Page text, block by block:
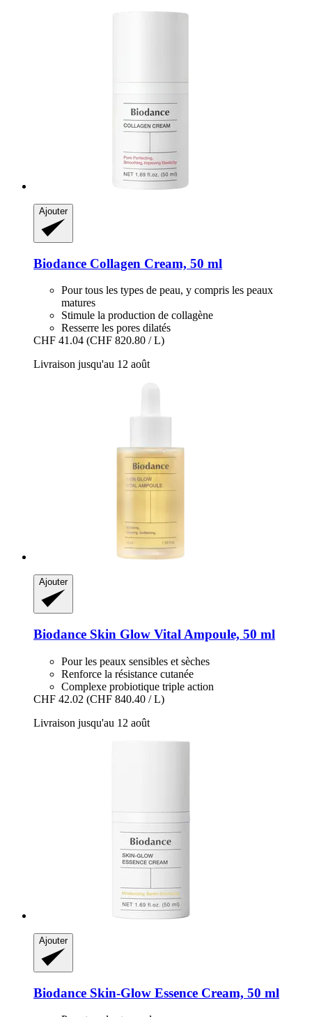
Ajouter
Biodance Collagen Cream, 50 ml
Pour tous les types de peau, y compris les peaux
matures
Stimule la production de collagène
Resserre les pores dilatés
CHF 41.04 (CHF 820.80 / L)
Livraison jusqu'au 12 août
Ajouter
Biodance Skin Glow Vital Ampoule, 50 ml
Pour les peaux sensibles et sèches
Renforce la résistance cutanée
Complexe probiotique triple action
CHF 42.02 (CHF 840.40 / L)
Livraison jusqu'au 12 août
Ajouter
Biodance Skin-​Glow Essence Cream, 50 ml